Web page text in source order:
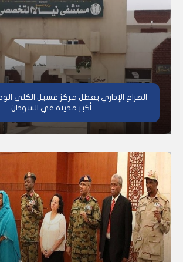
الصراع الإداري يعطل مركز غسيل الكلى
أكبر مدينة في السودان